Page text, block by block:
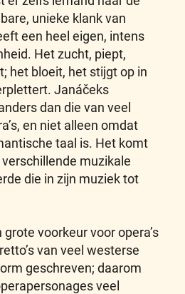
unieke klank van
een heel eigen, intens
Het zucht, piept,
het bloeit, het stijgt op in
Janáčeks
dan die van veel
en niet alleen omdat
taal is. Het komt
muzikale
die in zijn muziek tot
voorkeur voor opera’s
van veel westerse
geschreven; daarom
veel